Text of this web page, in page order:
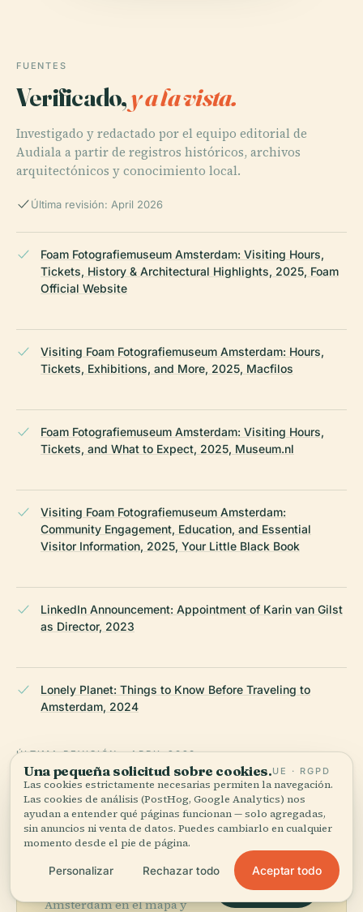
FUENTES
Verificado,y a la vista.
Investigado y redactado por el equipo editorial de
Audiala a partir de registros históricos, archivos
arquitectónicos y conocimiento local.
Última revisión: April 2026
Foam Fotografiemuseum Amsterdam: Visiting Hours,
Tickets, History & Architectural Highlights, 2025, Foam
Official Website
Visiting Foam Fotografiemuseum Amsterdam: Hours,
Tickets, Exhibitions, and More, 2025, Macfilos
Foam Fotografiemuseum Amsterdam: Visiting Hours,
Tickets, and What to Expect, 2025, Museum.nl
Visiting Foam Fotografiemuseum Amsterdam:
Community Engagement, Education, and Essential
Visitor Information, 2025, Your Little Black Book
LinkedIn Announcement: Appointment of Karin van Gilst
as Director, 2023
Lonely Planet: Things to Know Before Traveling to
Amsterdam, 2024
ÚLTIMA REVISIÓN: APRIL 2026
Documentado a partir de Wikidata, Wikipedia y fuentes
oficiales · verificado ·Cómo hacemos nuestras guías →
Amsterdam en el mapa y
Ver mapa
Una pequeña solicitud sobre cookies.UE · RGPD
Las cookies estrictamente necesarias permiten la navegación.
Las cookies de análisis (PostHog, Google Analytics) nos
ayudan a entender qué páginas funcionan — solo agregadas,
sin anuncios ni venta de datos. Puedes cambiarlo en cualquier
momento desde el pie de página.
Personalizar Rechazar todo Aceptar todo